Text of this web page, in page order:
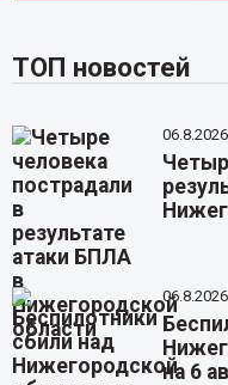
ТОП новостей
на 6